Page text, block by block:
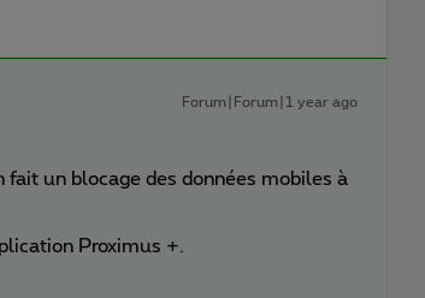
Forum|Forum|1 year ago
un blocage des données mobiles à
Proximus +.